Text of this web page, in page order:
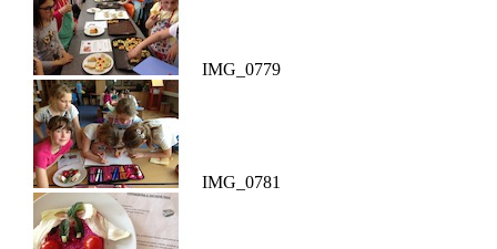
IMG_0779
IMG_0781